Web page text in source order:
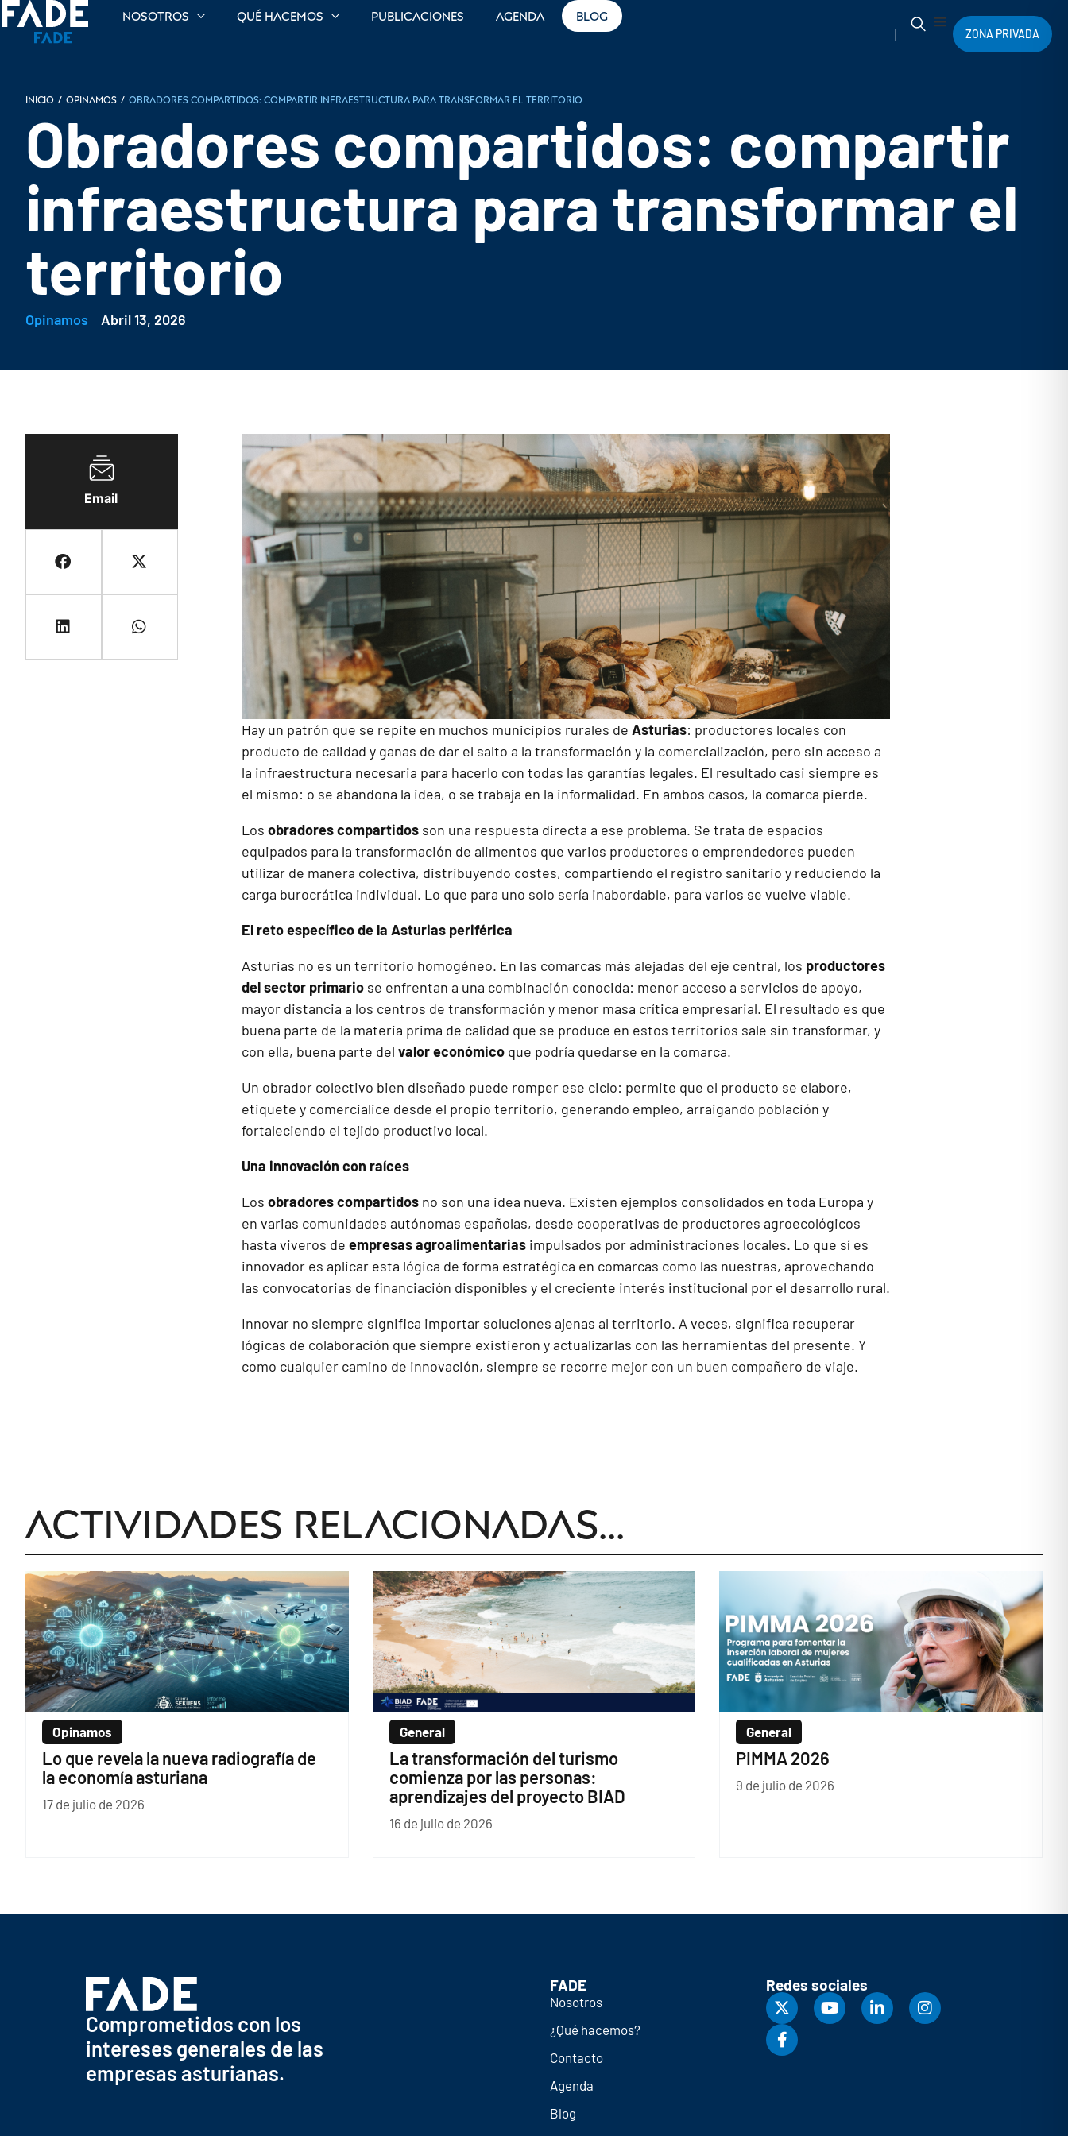
Nosotros Qué hacemos Publicaciones Agenda Blog
ZONA PRIVADA
INICIO / Opinamos / Obradores compartidos: compartir infraestructura para transformar el territorio
Obradores compartidos: compartir
infraestructura para transformar el
territorio
Opinamos Abril 13, 2026
Email
Hay un patrón que se repite en muchos municipios rurales de Asturias: productores locales con
producto de calidad y ganas de dar el salto a la transformación y la comercialización, pero sin acceso a
la infraestructura necesaria para hacerlo con todas las garantías legales. El resultado casi siempre es
el mismo: o se abandona la idea, o se trabaja en la informalidad. En ambos casos, la comarca pierde.
Los obradores compartidos son una respuesta directa a ese problema. Se trata de espacios
equipados para la transformación de alimentos que varios productores o emprendedores pueden
utilizar de manera colectiva, distribuyendo costes, compartiendo el registro sanitario y reduciendo la
carga burocrática individual. Lo que para uno solo sería inabordable, para varios se vuelve viable.
El reto específico de la Asturias periférica
Asturias no es un territorio homogéneo. En las comarcas más alejadas del eje central, los productores
del sector primario se enfrentan a una combinación conocida: menor acceso a servicios de apoyo,
mayor distancia a los centros de transformación y menor masa crítica empresarial. El resultado es que
buena parte de la materia prima de calidad que se produce en estos territorios sale sin transformar, y
con ella, buena parte del valor económico que podría quedarse en la comarca.
Un obrador colectivo bien diseñado puede romper ese ciclo: permite que el producto se elabore,
etiquete y comercialice desde el propio territorio, generando empleo, arraigando población y
fortaleciendo el tejido productivo local.
Una innovación con raíces
Los obradores compartidos no son una idea nueva. Existen ejemplos consolidados en toda Europa y
en varias comunidades autónomas españolas, desde cooperativas de productores agroecológicos
hasta viveros de empresas agroalimentarias impulsados por administraciones locales. Lo que sí es
innovador es aplicar esta lógica de forma estratégica en comarcas como las nuestras, aprovechando
las convocatorias de financiación disponibles y el creciente interés institucional por el desarrollo rural.
Innovar no siempre significa importar soluciones ajenas al territorio. A veces, significa recuperar
lógicas de colaboración que siempre existieron y actualizarlas con las herramientas del presente. Y
como cualquier camino de innovación, siempre se recorre mejor con un buen compañero de viaje.
Actividades relacionadas...
Opinamos
Lo que revela la nueva radiografía de
la economía asturiana
17 de julio de 2026
General
La transformación del turismo
comienza por las personas:
aprendizajes del proyecto BIAD
16 de julio de 2026
General
PIMMA 2026
9 de julio de 2026
Comprometidos con los
intereses generales de las
empresas asturianas.
FADE
Nosotros
¿Qué hacemos?
Contacto
Agenda
Blog
Redes sociales